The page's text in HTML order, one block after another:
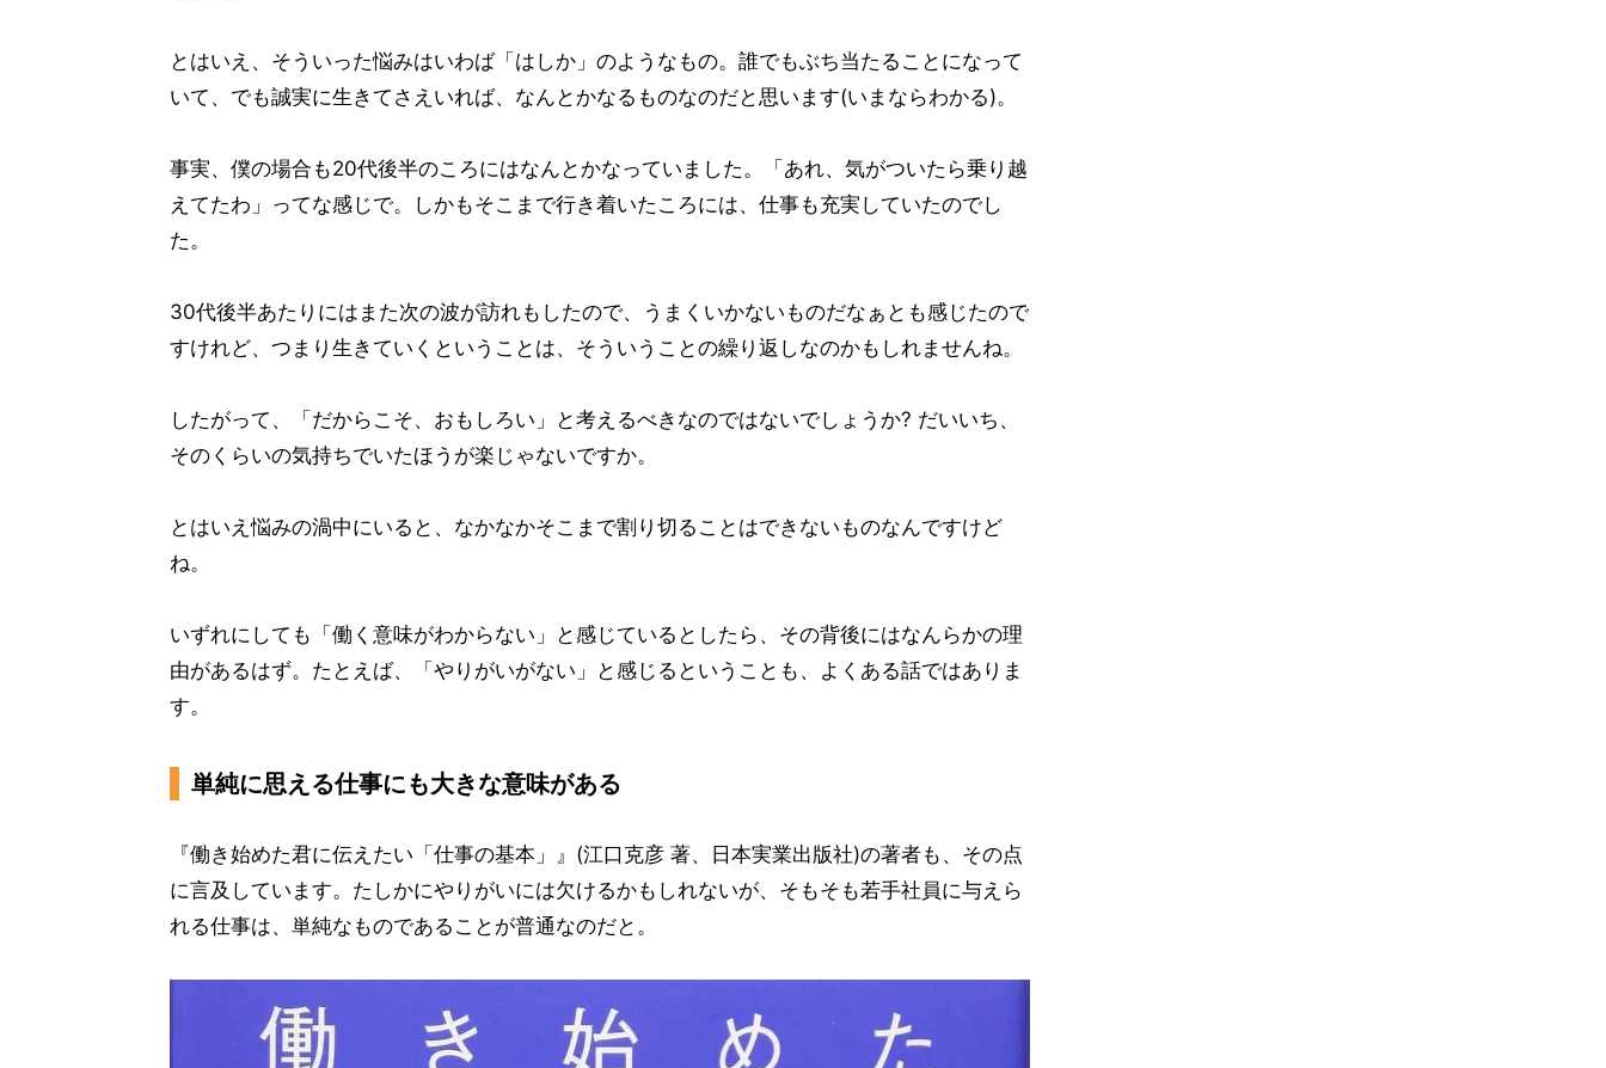
とはいえ、そういった悩みはいわば「はしか」のようなもの。誰でもぶち当たることになって
いて、でも誠実に生きてさえいれば、なんとかなるものなのだと思います(いまならわかる)。
事実、僕の場合も20代後半のころにはなんとかなっていました。「あれ、気がついたら乗り越
えてたわ」ってな感じで。しかもそこまで行き着いたころには、仕事も充実していたのでし
た。
30代後半あたりにはまた次の波が訪れもしたので、うまくいかないものだなぁとも感じたので
すけれど、つまり生きていくということは、そういうことの繰り返しなのかもしれませんね。
したがって、「だからこそ、おもしろい」と考えるべきなのではないでしょうか? だいいち、
そのくらいの気持ちでいたほうが楽じゃないですか。
とはいえ悩みの渦中にいると、なかなかそこまで割り切ることはできないものなんですけど
ね。
いずれにしても「働く意味がわからない」と感じているとしたら、その背後にはなんらかの理
由があるはず。たとえば、「やりがいがない」と感じるということも、よくある話ではありま
す。
単純に思える仕事にも大きな意味がある
『働き始めた君に伝えたい「仕事の基本」』(江口克彦 著、日本実業出版社)の著者も、その点
に言及しています。たしかにやりがいには欠けるかもしれないが、そもそも若手社員に与えら
れる仕事は、単純なものであることが普通なのだと。